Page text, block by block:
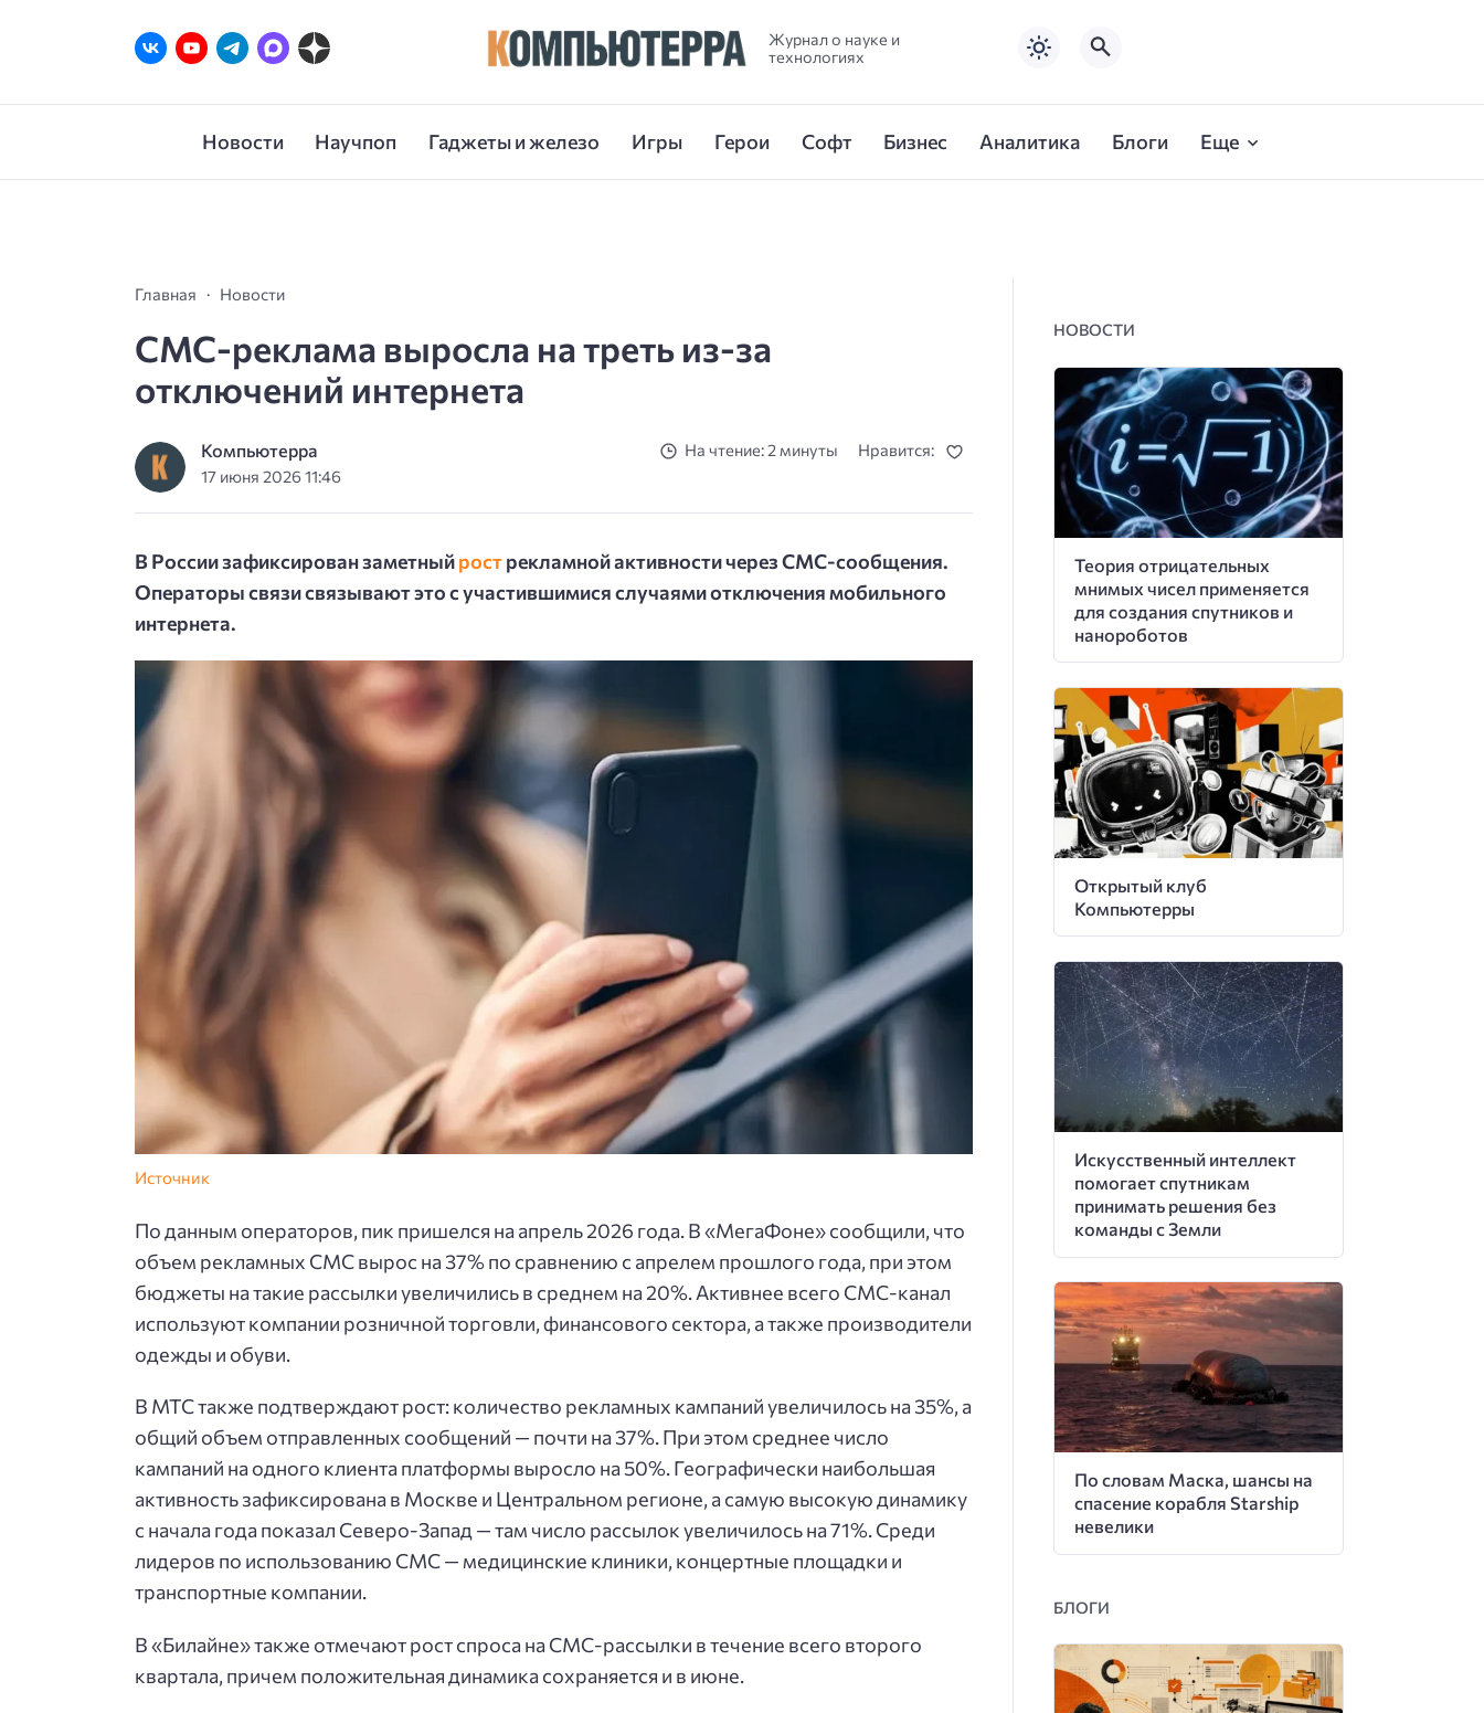
Журнал о науке и
технологиях
Новости Научпоп Гаджеты и железо Игры Герои Софт Бизнес Аналитика Блоги Еще
Главная Новости
СМС-реклама выросла на треть из-за
отключений интернета
Компьютерра
17 июня 2026 11:46
На чтение: 2 минуты Нравится:
В России зафиксирован заметныйрострекламной активности через СМС-сообщения.
Операторы связи связывают это с участившимися случаями отключения мобильного
интернета.
Источник
По данным операторов, пик пришелся на апрель 2026 года. В «МегаФоне» сообщили, что
объем рекламных СМС вырос на 37% по сравнению с апрелем прошлого года, при этом
бюджеты на такие рассылки увеличились в среднем на 20%. Активнее всего СМС-канал
используют компании розничной торговли, финансового сектора, а также производители
одежды и обуви.
В MTC также подтверждают рост: количество рекламных кампаний увеличилось на 35%, а
общий объем отправленных сообщений — почти на 37%. При этом среднее число
кампаний на одного клиента платформы выросло на 50%. Географически наибольшая
активность зафиксирована в Москве и Центральном регионе, а самую высокую динамику
с начала года показал Северо-Запад — там число рассылок увеличилось на 71%. Среди
лидеров по использованию СМС — медицинские клиники, концертные площадки и
транспортные компании.
В «Билайне» также отмечают рост спроса на СМС-рассылки в течение всего второго
квартала, причем положительная динамика сохраняется и в июне.
НОВОСТИ
Теория отрицательных
мнимых чисел применяется
для создания спутников и
нанороботов
Открытый клуб
Компьютерры
Искусственный интеллект
помогает спутникам
принимать решения без
команды с Земли
По словам Маска, шансы на
спасение корабля Starship
невелики
БЛОГИ